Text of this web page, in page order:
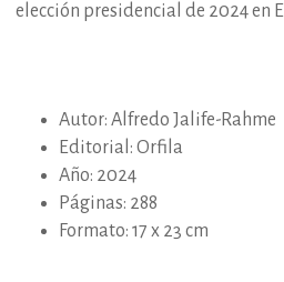
elección presidencial de 2024 en
Autor: Alfredo Jalife-Rahme
Editorial: Orfila
Año: 2024
Páginas: 288
Formato: 17 x 23 cm